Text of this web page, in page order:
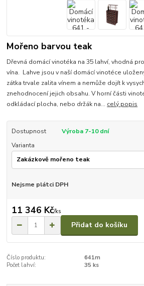
Mořeno barvou teak
Dřevná domácí vinotéka na 35 lahví, vhodná
vína. Lahve jsou v naší domácí vinotéce
zátka trvale zalita vínem a nemůže dojít k
znehodnocení jejich obsahu. V horní části
odkládací plocha, nebo držák na... celý popis
Dostupnost
Výroba 7-10 dní
Varianta
Nejsme plátci DPH
11 346 Kč/ks
Přidat do košíku
Číslo produktu:
641m
Počet lahví:
35 ks